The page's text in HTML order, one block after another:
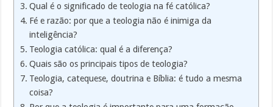
Qual é o significado de teologia na fé católica?
Fé e razão: por que a teologia não é inimiga da
inteligência?
Teologia católica: qual é a diferença?
Quais são os principais tipos de teologia?
Teologia, catequese, doutrina e Bíblia: é tudo a mesma
coisa?